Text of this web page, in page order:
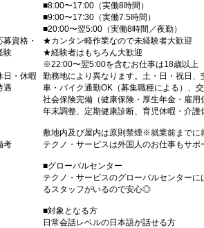
■8:00〜17:00（実働8時間）
■9:00〜17:30（実働7.5時間）
■20:00〜翌5:00（実働8時間／夜勤）
募資格・
験
★カンタン軽作業なので未経験者大歓迎
★経験者はもちろん大歓迎
※22:00〜翌5:00を含むお仕事は18歳以上
日・休暇
勤務地により異なります。土・日・祝日、
遇
車・バイク通勤OK（募集職種による）、
社会保険完備（健康保険・厚生年金・雇用
年末調整、定期健康診断、育児休暇・介
敷地内及び屋内は原則禁煙※就業前までに
考
テクノ・サービスは外国人のお仕事もサポ
■グローバルセンター
テクノ・サービスのグローバルセンター
るスタッフがいるので安心◎
■対象となる方
日常会話レベルの日本語が話せる方